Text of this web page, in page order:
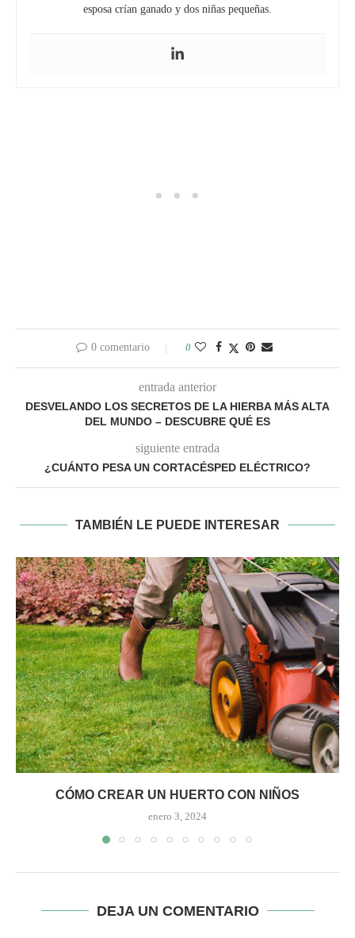
esposa crían ganado y dos niñas pequeñas.
0 comentario 0
entrada anterior
DESVELANDO LOS SECRETOS DE LA HIERBA MÁS ALTA
DEL MUNDO – DESCUBRE QUÉ ES
siguiente entrada
¿CUÁNTO PESA UN CORTACÉSPED ELÉCTRICO?
TAMBIÉN LE PUEDE INTERESAR
CÓMO CREAR UN HUERTO CON NIÑOS
enero 3, 2024
DEJA UN COMENTARIO